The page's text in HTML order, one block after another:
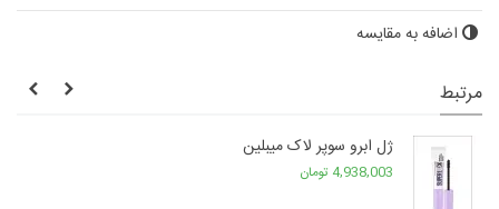
اضافه به مقایسه
مرتبط
ژل ابرو سوپر لاک میبلین
4,938,003 تومان